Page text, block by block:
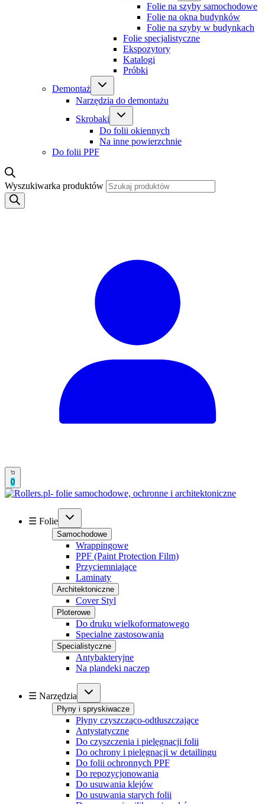
Folie na szyby samochodowe
Folie na okna budynków
Folie na szyby w budynkach
Folie specjalistyczne
Ekspozytory
Katalogi
Próbki
Demontaż
Narzędzia do demontażu
Skrobaki
Do folii okiennych
Na inne powierzchnie
Do folii PPF
Wyszukiwarka produktów
0
☰ Folie
Samochodowe
Wrappingowe
PPF (Paint Protection Film)
Przyciemniające
Laminaty
Architektoniczne
Cover Styl
Ploterowe
Do druku wielkoformatowego
Specialne zastosowania
Specialistyczne
Antybakteryjne
Na plandeki naczep
☰ Narzędzia
Płyny i spryskiwacze
Płyny czyszcząco-odtłuszczające
Antystatyczne
Do czyszczenia i pielęgnacji folii
Do ochrony i pielęgnacji w detailingu
Do folii ochronnych PPF
Do repozycjonowania
Do usuwania klejów
Do usuwania starych folii